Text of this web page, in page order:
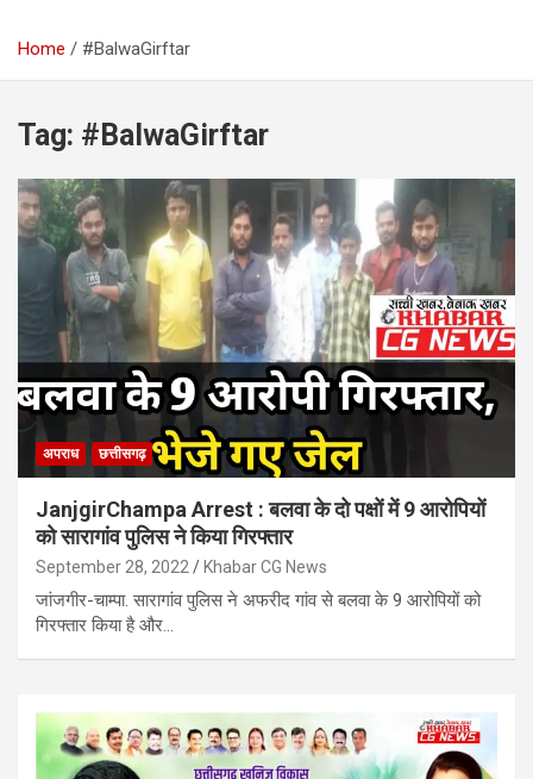
Home #BalwaGirftar
Tag: #BalwaGirftar
अपराध छत्तीसगढ़
JanjgirChampa Arrest : बलवा के दो पक्षों में 9 आरोपियों
को सारागांव पुलिस ने किया गिरफ्तार
September 28, 2022 Khabar CG News
जांजगीर-चाम्पा. सारागांव पुलिस ने अफरीद गांव से बलवा के 9 आरोपियों को
गिरफ्तार किया है और…